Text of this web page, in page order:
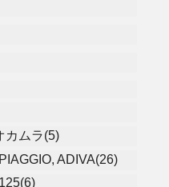
カムラ(5)
ADIVA(26)